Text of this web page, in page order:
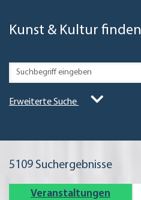
Kunst & Kultur finden
Erweiterte Suche
5109 Suchergebnisse
Veran­staltungen